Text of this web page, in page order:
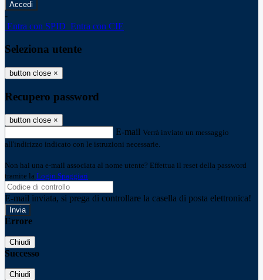
-
Entra con SPID Entra con CIE
Seleziona utente
button close ×
Recupero password
button close ×
E-mail Verrà inviato un messaggio
all'indirizzo indicato con le istruzioni necessarie.
Non hai una e-mail associata al nome utente? Effettua il reset della password
tramite la Login Spaggiari
E-mail inviata, si prega di controllare la casella di posta elettronica!
Errore
Chiudi
Successo
Chiudi